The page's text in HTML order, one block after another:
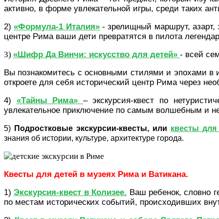
активно, в форме увлекательной игры, среди таких
2)«Формула-1 Италия»- зрелищный маршрут, азарт,
центре Рима ваши дети превратятся в пилота
3) «Шифр Да Винчи: искусство для детей» - всей
Вы познакомитесь с основными стилями и эпохами
откроете для себя исторический центр Рима через
4) «Тайны Рима» – экскурсия-квест по
увлекательное приключение по самым волшебным и
5) Подростковые экскурсии-квесты, или квесты
знания об истории, культуре, архитектуре города.
Квесты для детей в музеях Рима и Ватикана.
1)Экскурсия-квест в Колизее. Ваш ребенок, словно
по местам исторических событий, происходивших